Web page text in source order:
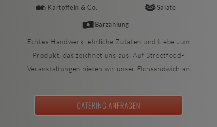
Kartoffeln & Co.
Salate
Barzahlung
Echtes Handwerk, ehrliche Zutaten und Liebe zum
Produkt, das zeichnet uns aus. Auf Streetfood-
Veranstaltungen bieten wir unser Elchsandwich an
CATERING ANFRAGEN